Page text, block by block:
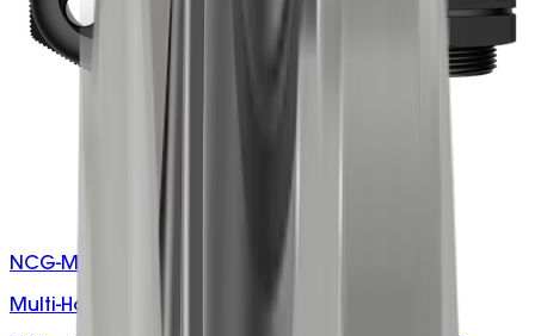
NCG-M25/XXX.0
Multi-Hole M25 Cable Glands